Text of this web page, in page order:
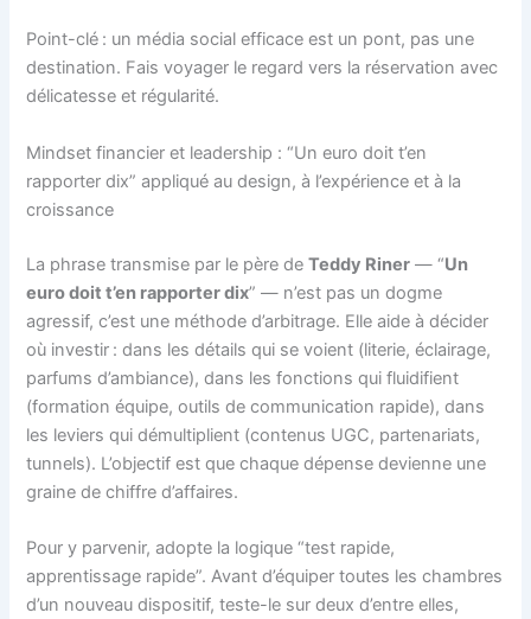
Point-clé : un média social efficace est un pont, pas une
destination. Fais voyager le regard vers la réservation avec
délicatesse et régularité.
Mindset financier et leadership : “Un euro doit t’en
rapporter dix” appliqué au design, à l’expérience et à la
croissance
La phrase transmise par le père deTeddy Riner — “Un
euro doit t’en rapporter dix” — n’est pas un dogme
agressif, c’est une méthode d’arbitrage. Elle aide à décider
où investir : dans les détails qui se voient (literie, éclairage,
parfums d’ambiance), dans les fonctions qui fluidifient
(formation équipe, outils de communication rapide), dans
les leviers qui démultiplient (contenus UGC, partenariats,
tunnels). L’objectif est que chaque dépense devienne une
graine de chiffre d’affaires.
Pour y parvenir, adopte la logique “test rapide,
apprentissage rapide”. Avant d’équiper toutes les chambres
d’un nouveau dispositif, teste-le sur deux d’entre elles,